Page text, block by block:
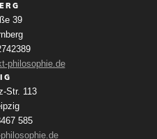
39
philosophie.de
Str. 113
585